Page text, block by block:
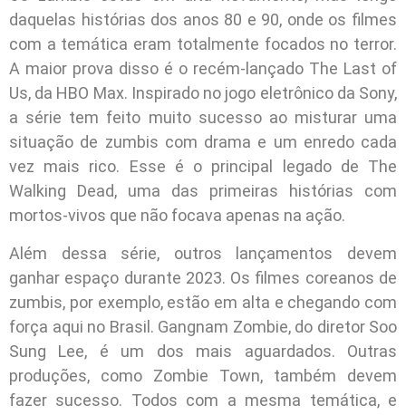
daquelas histórias dos anos 80 e 90, onde os filmes
com a temática eram totalmente focados no terror.
A maior prova disso é o recém-lançado The Last of
Us, da HBO Max. Inspirado no jogo eletrônico da Sony,
a série tem feito muito sucesso ao misturar uma
situação de zumbis com drama e um enredo cada
vez mais rico. Esse é o principal legado de The
Walking Dead, uma das primeiras histórias com
mortos-vivos que não focava apenas na ação.
Além dessa série, outros lançamentos devem
ganhar espaço durante 2023. Os filmes coreanos de
zumbis, por exemplo, estão em alta e chegando com
força aqui no Brasil. Gangnam Zombie, do diretor Soo
Sung Lee, é um dos mais aguardados. Outras
produções, como Zombie Town, também devem
fazer sucesso. Todos com a mesma temática, e